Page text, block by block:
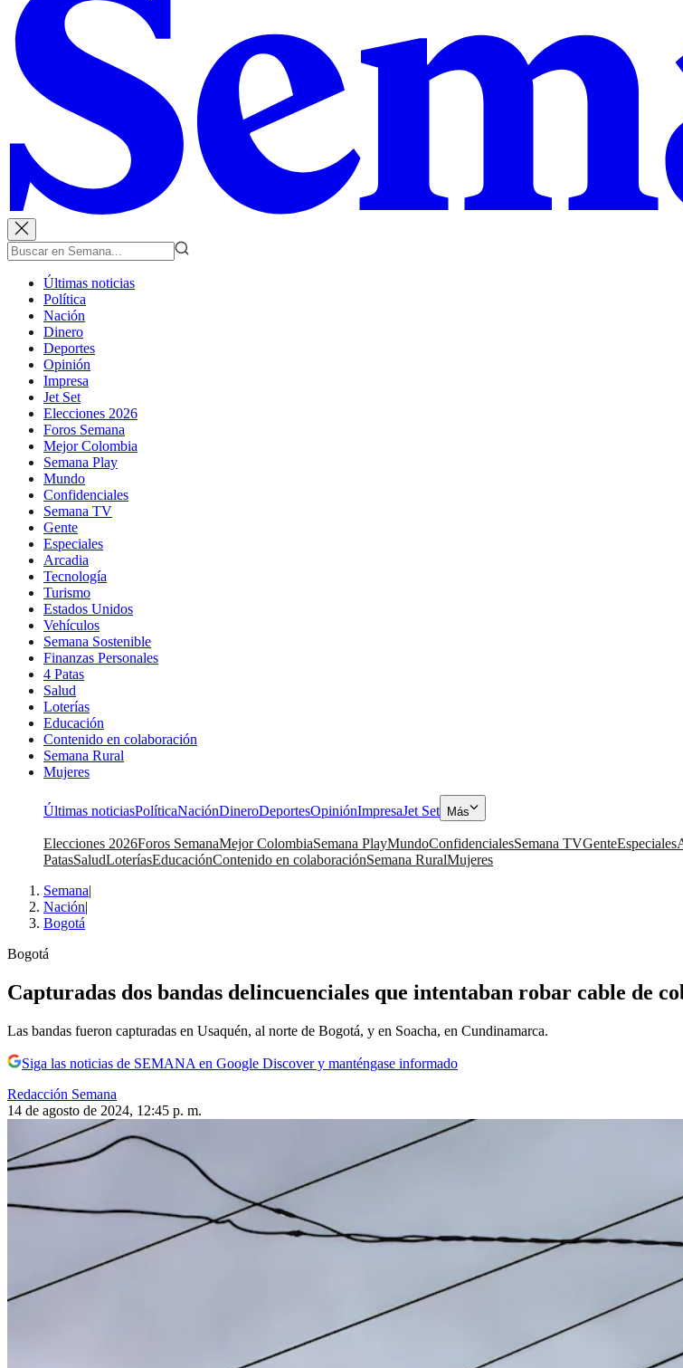
Últimas noticias
Política
Nación
Dinero
Deportes
Opinión
Impresa
Jet Set
Elecciones 2026
Foros Semana
Mejor Colombia
Semana Play
Mundo
Confidenciales
Semana TV
Gente
Especiales
Arcadia
Tecnología
Turismo
Estados Unidos
Vehículos
Semana Sostenible
Finanzas Personales
4 Patas
Salud
Loterías
Educación
Contenido en colaboración
Semana Rural
Mujeres
Últimas noticiasPolíticaNaciónDineroDeportesOpiniónImpresaJet Set Más
Elecciones 2026Foros SemanaMejor ColombiaSemana PlayMundoConfidencialesSemana TVGenteEspeciales
PatasSaludLoteríasEducaciónContenido en colaboraciónSemana RuralMujeres
Semana|
Nación|
Bogotá
Bogotá
Capturadas dos bandas delincuenciales que intentaban robar cable de
Las bandas fueron capturadas en Usaquén, al norte de Bogotá, y en Soacha, en Cundinamarca.
Siga las noticias de SEMANA en Google Discover y manténgase informado
Redacción Semana
14 de agosto de 2024, 12:45 p. m.